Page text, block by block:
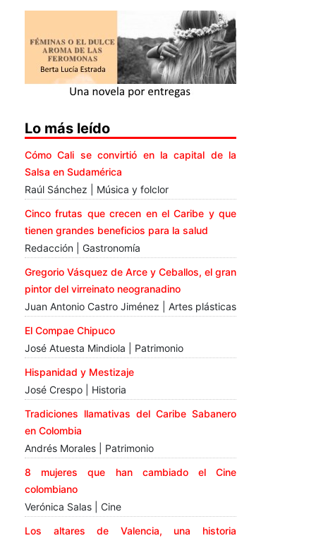
Lo más leído
Cómo Cali se convirtió en la capital de la
Salsa en Sudamérica
Raúl Sánchez | Música y folclor
Cinco frutas que crecen en el Caribe y que
tienen grandes beneficios para la salud
Redacción | Gastronomía
Gregorio Vásquez de Arce y Ceballos, el gran
pintor del virreinato neogranadino
Juan Antonio Castro Jiménez | Artes plásticas
El Compae Chipuco
José Atuesta Mindiola | Patrimonio
Hispanidad y Mestizaje
José Crespo | Historia
Tradiciones llamativas del Caribe Sabanero
en Colombia
Andrés Morales | Patrimonio
8 mujeres que han cambiado el Cine
colombiano
Verónica Salas | Cine
Los altares de Valencia, una historia